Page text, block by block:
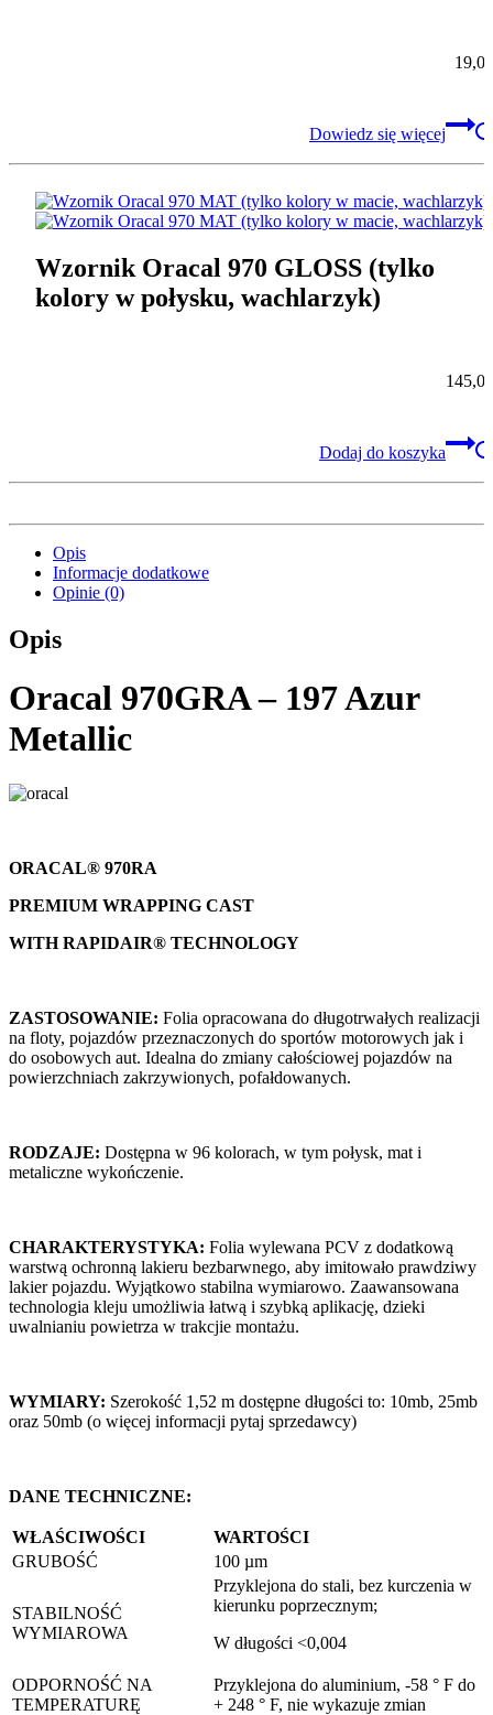
Dowiedz się więcej
Wzornik Oracal 970 GLOSS (tylko
kolory w połysku, wachlarzyk)
Dodaj do koszyka
Opis
Informacje dodatkowe
Opinie (0)
Opis
Oracal 970GRA – 197 Azur
Metallic
ORACAL® 970RA
PREMIUM WRAPPING CAST
WITH RAPIDAIR® TECHNOLOGY
ZASTOSOWANIE: Folia opracowana do długotrwałych realizacji
na floty, pojazdów przeznaczonych do sportów motorowych jak i
do osobowych aut. Idealna do zmiany całościowej pojazdów na
powierzchniach zakrzywionych, pofałdowanych.
RODZAJE: Dostępna w 96 kolorach, w tym połysk, mat i
metaliczne wykończenie.
CHARAKTERYSTYKA: Folia wylewana PCV z dodatkową
warstwą ochronną lakieru bezbarwnego, aby imitowało prawdziwy
lakier pojazdu. Wyjątkowo stabilna wymiarowo. Zaawansowana
technologia kleju umożliwia łatwą i szybką aplikację, dzieki
uwalnianiu powietrza w trakcjie montażu.
WYMIARY: Szerokość 1,52 m dostępne długości to: 10mb, 25mb
oraz 50mb (o więcej informacji pytaj sprzedawcy)
DANE TECHNICZNE:
WŁAŚCIWOŚCI
WARTOŚCI
GRUBOŚĆ
100 µm
STABILNOŚĆ
WYMIAROWA
Przyklejona do stali, bez kurczenia w
kierunku poprzecznym;
W długości <0,004
ODPORNOŚĆ NA
TEMPERATURĘ
Przyklejona do aluminium, -58 ° F do
+ 248 ° F, nie wykazuje zmian